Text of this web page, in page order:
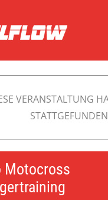
VERANSTALTUNG
Motocross